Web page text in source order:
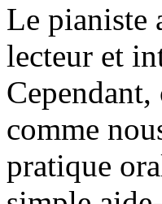
Le pianiste
lecteur et
comme
pratique